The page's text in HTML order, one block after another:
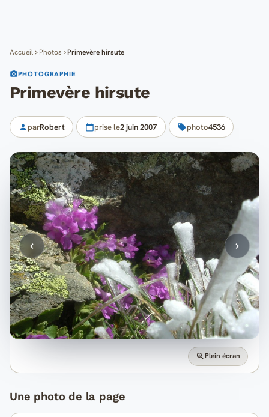
Accueil Photos Primevère hirsute
PHOTOGRAPHIE
Primevère hirsute
parRobert prise le2 juin 2007 photo4536
Plein écran
Une photo de la page